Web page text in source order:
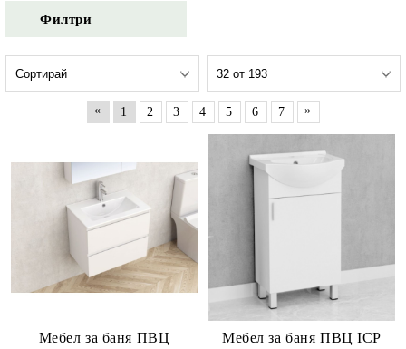
Филтри
« 1 2 3 4 5 6 7 »
Мебел за баня ПВЦ
Мебел за баня ПВЦ ICP